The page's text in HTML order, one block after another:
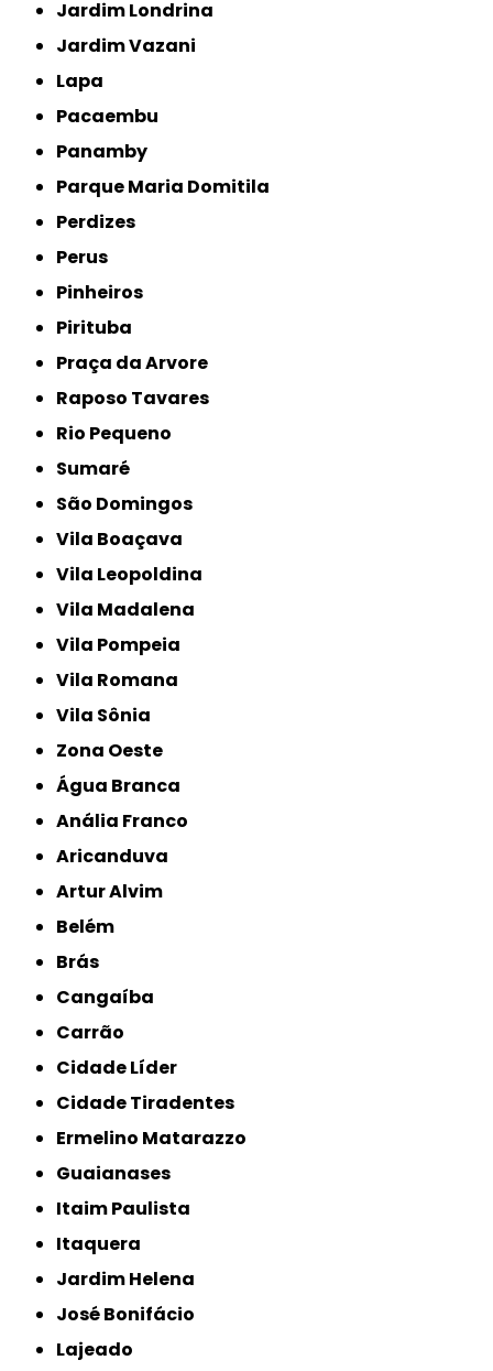
Jardim Londrina
Jardim Vazani
Lapa
Pacaembu
Panamby
Parque Maria Domitila
Perdizes
Perus
Pinheiros
Pirituba
Praça da Arvore
Raposo Tavares
Rio Pequeno
Sumaré
São Domingos
Vila Boaçava
Vila Leopoldina
Vila Madalena
Vila Pompeia
Vila Romana
Vila Sônia
Zona Oeste
Água Branca
Anália Franco
Aricanduva
Artur Alvim
Belém
Brás
Cangaíba
Carrão
Cidade Líder
Cidade Tiradentes
Ermelino Matarazzo
Guaianases
Itaim Paulista
Itaquera
Jardim Helena
José Bonifácio
Lajeado